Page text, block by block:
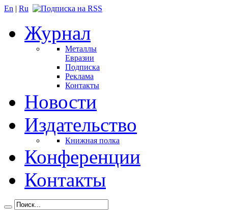
En | Ru
Журнал
Металлы
Евразии
Подписка
Реклама
Контакты
Новости
Издательство
Книжная полка
Конференции
Контакты